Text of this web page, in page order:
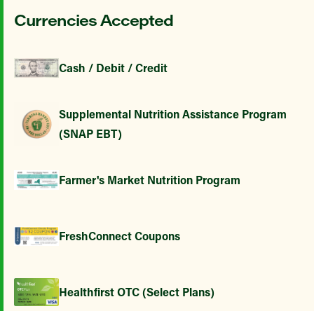
Currencies Accepted
Cash / Debit / Credit
Supplemental Nutrition Assistance Program
(SNAP EBT)
Farmer's Market Nutrition Program
FreshConnect Coupons
Healthfirst OTC (Select Plans)